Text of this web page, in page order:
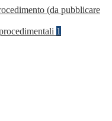
(da pubblicare
1